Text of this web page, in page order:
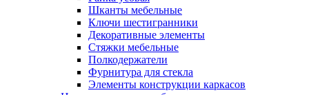
Шканты мебельные
Ключи шестигранники
Декоративные элементы
Стяжки мебельные
Полкодержатели
Фурнитура для стекла
Элементы конструкции каркасов